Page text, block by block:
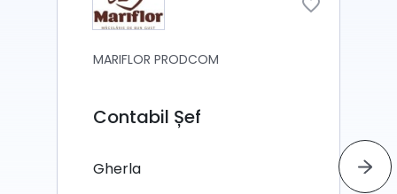
MARIFLOR PRODCOM
Contabil Șef
Gherla